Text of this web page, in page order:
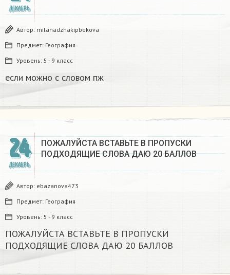
ДЕКАБРЬ
Автор: milanadzhakipbekova
Предмет: География
Уровень: 5 - 9 класс
если можно с словом пж​
24
ДЕКАБРЬ
ПОЖАЛУЙСТА ВСТАВЬТЕ В ПРОПУСКИ
ПОДХОДЯЩИЕ СЛОВА ДАЮ 20 БАЛЛОВ​
Автор: ebazanova473
Предмет: География
Уровень: 5 - 9 класс
ПОЖАЛУЙСТА ВСТАВЬТЕ В ПРОПУСКИ
ПОДХОДЯЩИЕ СЛОВА ДАЮ 20 БАЛЛОВ​